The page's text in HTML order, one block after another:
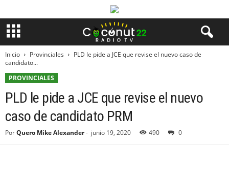
Inicio Provinciales
PLD le pide a JCE que revise el nuevo caso de
candidato...
PROVINCIALES
PLD le pide a JCE que revise el nuevo
caso de candidato PRM
PorQuero Mike Alexander- junio 19, 2020 490 0